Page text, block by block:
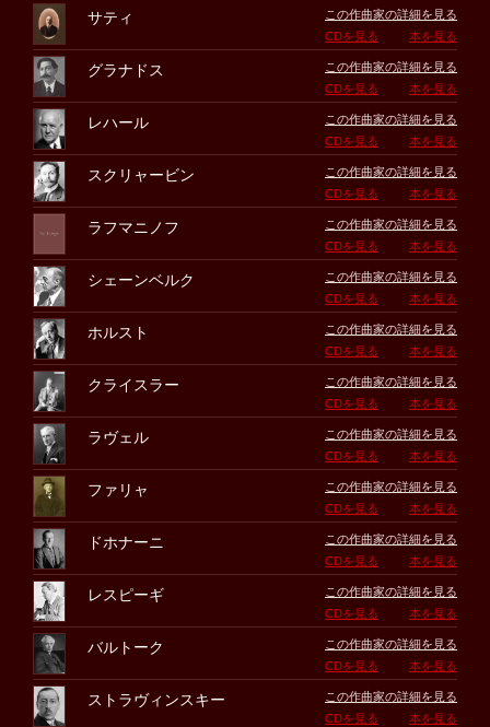
サティ
この作曲家の詳細を見る
CDを見る
本を見る
グラナドス
この作曲家の詳細を見る
CDを見る
本を見る
レハール
この作曲家の詳細を見る
CDを見る
本を見る
スクリャービン
この作曲家の詳細を見る
CDを見る
本を見る
ラフマニノフ
この作曲家の詳細を見る
CDを見る
本を見る
シェーンベルク
この作曲家の詳細を見る
CDを見る
本を見る
ホルスト
この作曲家の詳細を見る
CDを見る
本を見る
クライスラー
この作曲家の詳細を見る
CDを見る
本を見る
ラヴェル
この作曲家の詳細を見る
CDを見る
本を見る
ファリャ
この作曲家の詳細を見る
CDを見る
本を見る
ドホナーニ
この作曲家の詳細を見る
CDを見る
本を見る
レスピーギ
この作曲家の詳細を見る
CDを見る
本を見る
バルトーク
この作曲家の詳細を見る
CDを見る
本を見る
ストラヴィンスキー
この作曲家の詳細を見る
CDを見る
本を見る